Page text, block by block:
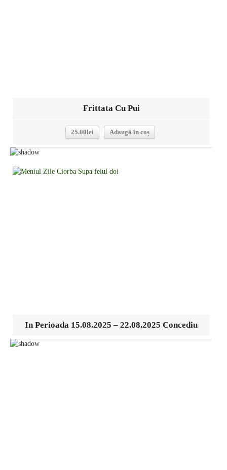
Frittata Cu Pui
25.00lei Adaugă în coș
In Perioada 15.08.2025 – 22.08.2025 Concediu